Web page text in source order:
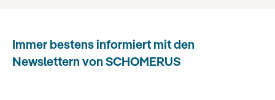
Immer bestens informiert mit den
Newslettern von SCHOMERUS